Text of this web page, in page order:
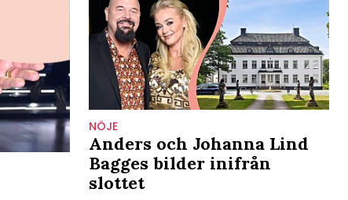
NÖJE
Anders och Johanna Lind
Bagges bilder inifrån
slottet